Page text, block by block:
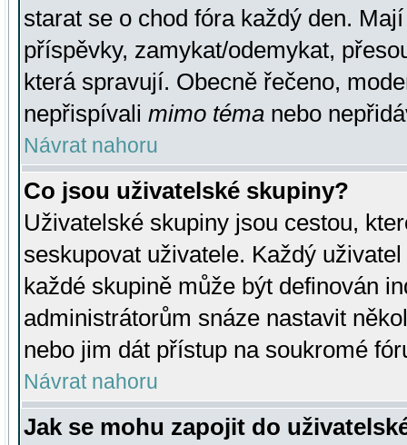
starat se o chod fóra každý den.
příspěvky, zamykat/odemykat,
která spravují. Obecně řečeno,
nepřispívali mimo téma nebo
Návrat nahoru
Co jsou uživatelské skupiny?
Uživatelské skupiny jsou cestou,
seskupovat uživatele. Každý
každé skupině může být definován
administrátorům snáze nastavit
nebo jim dát přístup na soukromé
Návrat nahoru
Jak se mohu zapojit do